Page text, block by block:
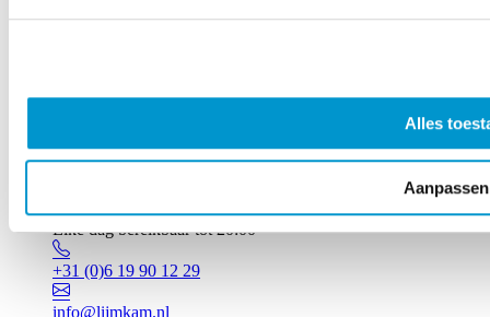
Alles
Aanpassen
Elke dag bereikbaar tot 20:00
+31 (0)6 19 90 12 29
info@lijmkam.nl